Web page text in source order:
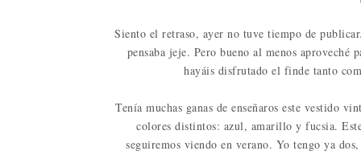
Siento el retraso, ayer no tuve tiempo de
pensaba jeje. Pero bueno al menos aproveché
hayáis disfrutado el finde tanto
Tenía muchas ganas de enseñaros este vestido
colores distintos: azul, amarillo y fucsia.
seguiremos viendo en verano. Yo tengo ya